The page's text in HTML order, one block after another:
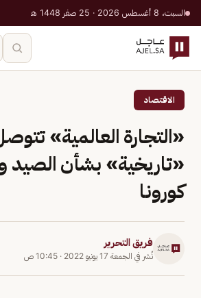
السبت، 8 أغسطس 2026 · 25 صفر 1448 هـ
الاقتصاد
«التجارة العالمية»
«تاريخية» بشأن الصيد
كورونا
فريق التحرير
نُشر في الجمعة 17 يونيو 2022 · 10:45 ص